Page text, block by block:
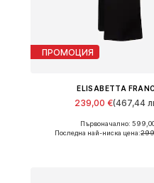
ПРОМОЦИЯ
ELISABETTA
239,00 €(467,44
Налични размери:
Първоначално:
Последна най-ниска цена: